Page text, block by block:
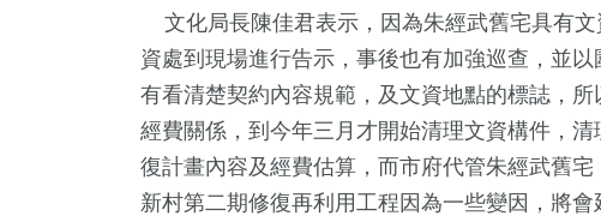
文化局長陳佳君表示，因為朱經武舊宅具有
資處到現場進行告示，事後也有加強巡查，並
有看清楚契約內容規範，及文資地點的標誌，
經費關係，到今年三月才開始清理文資構件，
復計畫內容及經費估算，而市府代管朱經武舊
新村第二期修復再利用工程因為一些變因，將會